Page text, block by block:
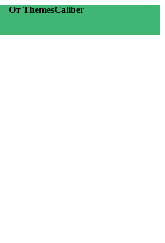
От ThemesCaliber